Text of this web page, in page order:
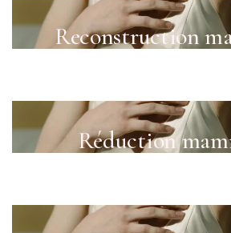
Reconstruction
Réduction